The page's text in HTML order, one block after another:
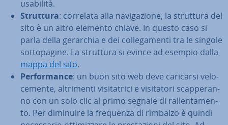
usabilità.
Struttura: correlata alla na­vi­ga­zio­ne, la struttura del
sito è un altro elemento chiave. In questo caso si
parla della gerarchia e dei col­le­ga­men­ti tra le singole
sot­to­pa­gi­ne. La struttura si evince ad esempio dalla
mappa del sito.
Per­for­man­ce: un buon sito web deve caricarsi ve­lo­
ce­men­te, al­tri­men­ti vi­si­ta­tri­ci e vi­si­ta­to­ri scap­pe­ran­
no con un solo clic al primo segnale di ral­len­ta­men­
to. Per diminuire la frequenza di rimbalzo è quindi